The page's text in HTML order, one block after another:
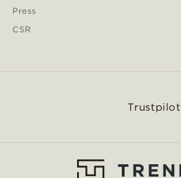
Press
CSR
Trustpilot